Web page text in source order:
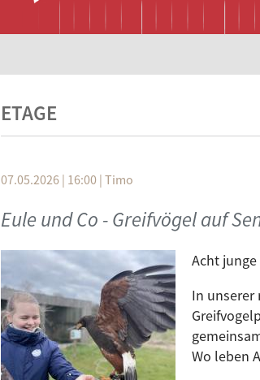
ETAGE
07.05.2026 | 16:00 | Timo
Eule und Co - Greifvögel auf
Acht
In unserer
Wo leben